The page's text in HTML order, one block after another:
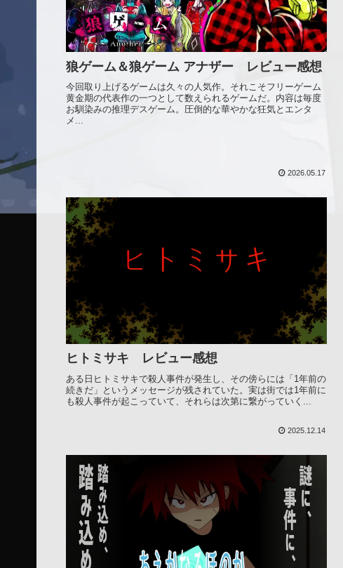
狼ゲーム＆狼ゲーム アナザー レビュー感想
今回取り上げるゲームは久々の人気作。それこそフリーゲーム
黄金期の代表作の一つとして数えられるゲームだ。内容は毎度
お馴染みの推理デスゲーム。圧倒的な華やかな狂気とエンタ
メ...
2026.05.17
ヒトミサキ レビュー感想
ある日ヒトミサキで殺人事件が発生し、その傍らには「1年前の
続きだ」というメッセージが残されていた。実は街では1年前に
も殺人事件が起こっていて、それらは次第に繋がっていく...
2025.12.14